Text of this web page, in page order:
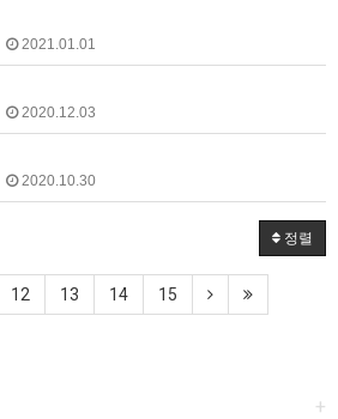
2021.01.01
2020.12.03
2020.10.30
정렬
12 13 14 15
+